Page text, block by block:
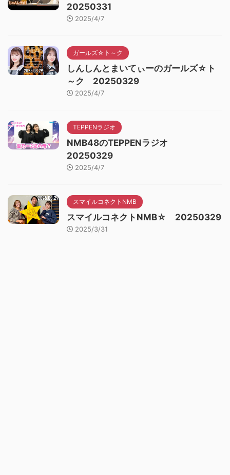
20250331
2025/4/7
ガールズ☆ト～ク
しんしんとまいてぃーのガールズ☆ト
～ク 20250329
2025/4/7
TEPPENラジオ
NMB48のTEPPENラジオ
20250329
2025/4/7
スマイルコネクトNMB
スマイルコネクトNMB☆ 20250329
2025/3/31